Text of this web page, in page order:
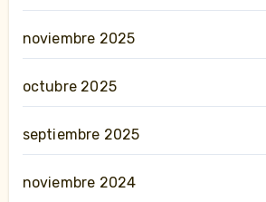
noviembre 2025
octubre 2025
septiembre 2025
noviembre 2024